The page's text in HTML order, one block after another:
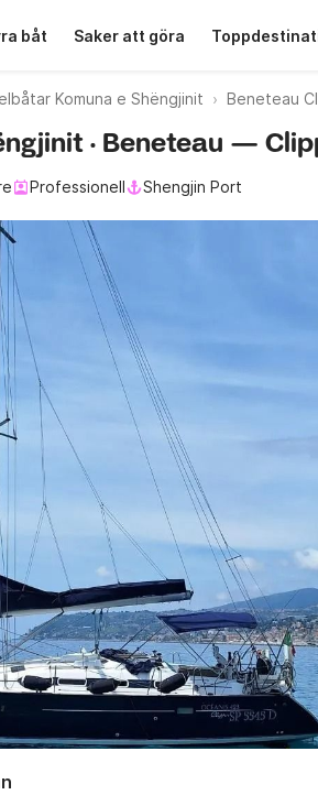
båt Saker att göra
Komuna e Shëngjinit Beneteau
· Beneteau —
Professionell Shengjin Port